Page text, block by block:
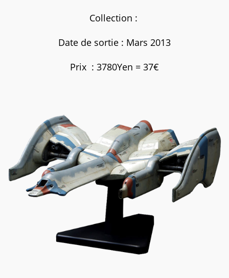
Collection :
Date de sortie : Mars 2013
Prix : 3780Yen = 37€